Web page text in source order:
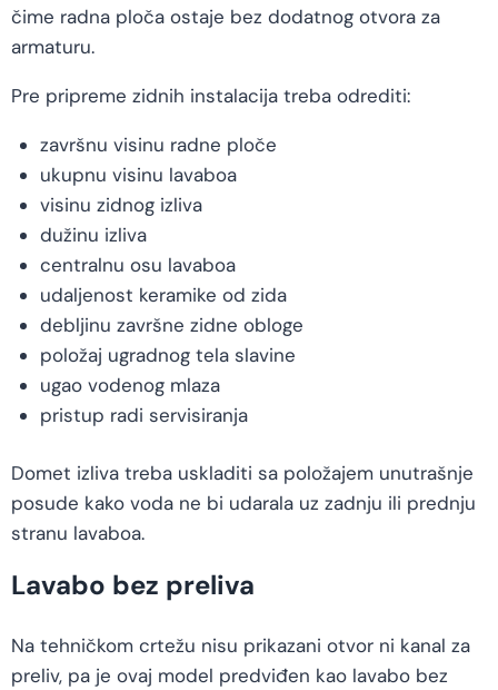
čime radna ploča ostaje bez dodatnog otvora za
armaturu.
Pre pripreme zidnih instalacija treba odrediti:
završnu visinu radne ploče
ukupnu visinu lavaboa
visinu zidnog izliva
dužinu izliva
centralnu osu lavaboa
udaljenost keramike od zida
debljinu završne zidne obloge
položaj ugradnog tela slavine
ugao vodenog mlaza
pristup radi servisiranja
Domet izliva treba uskladiti sa položajem unutrašnje
posude kako voda ne bi udarala uz zadnju ili prednju
stranu lavaboa.
Lavabo bez preliva
Na tehničkom crtežu nisu prikazani otvor ni kanal za
preliv, pa je ovaj model predviđen kao lavabo bez